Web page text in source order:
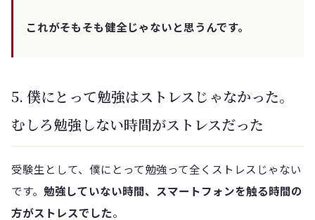
これがそもそも健全じゃないと思うんです。
5. 僕にとって勉強はストレスじゃなかった。
むしろ勉強しない時間がストレスだった
受験生として、僕にとって勉強って全くストレスじゃない
です。 勉強していない時間、スマートフォンを触る時間の
方がストレスでした。